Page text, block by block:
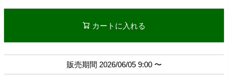
カートに入れる
販売期間 2026/06/05 9:00 〜